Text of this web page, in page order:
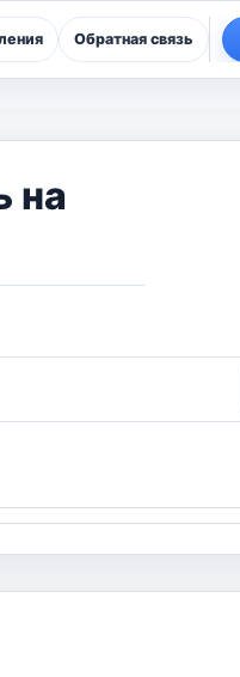
Обратная связь
на